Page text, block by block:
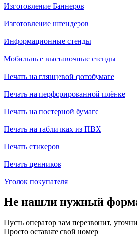
Изготовление Баннеров
Изготовление штендеров
Информационные стенды
Мобильные выставочные стенды
Печать на глянцевой фотобумаге
Печать на перфорированной плёнке
Печать на постерной бумаге
Печать на табличках из ПВХ
Печать стикеров
Печать ценников
Уголок покупателя
Не нашли нужный
Пусть оператор вам перезвонит,
Просто оставьте свой номер